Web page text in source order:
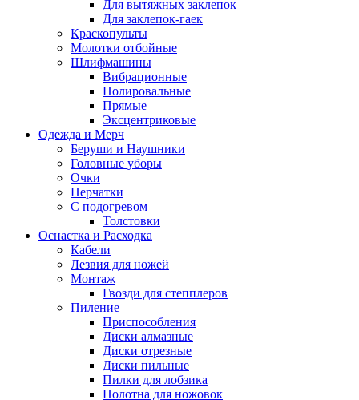
Для вытяжных заклепок
Для заклепок-гаек
Краскопульты
Молотки отбойные
Шлифмашины
Вибрационные
Полировальные
Прямые
Эксцентриковые
Одежда и Мерч
Беруши и Наушники
Головные уборы
Очки
Перчатки
С подогревом
Толстовки
Оснастка и Расходка
Кабели
Лезвия для ножей
Монтаж
Гвозди для степплеров
Пиление
Приспособления
Диски алмазные
Диски отрезные
Диски пильные
Пилки для лобзика
Полотна для ножовок